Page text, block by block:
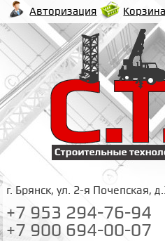
Авторизация
г. Брянск, ул. 2-я Почепская,
+7 953 294-76-94
+7 900 694-00-07